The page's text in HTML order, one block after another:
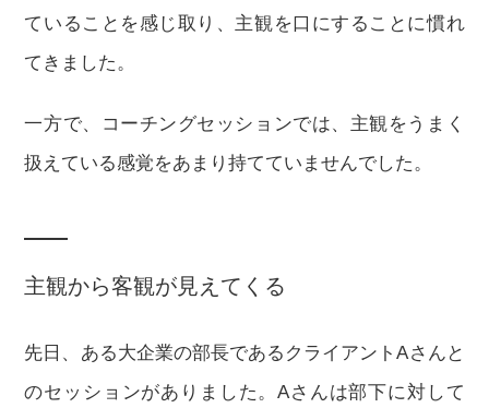
ていることを感じ取り、主観を口にすることに慣れ
てきました。
一方で、コーチングセッションでは、主観をうまく
扱えている感覚をあまり持てていませんでした。
主観から客観が見えてくる
先日、ある大企業の部長であるクライアントAさんと
のセッションがありました。Aさんは部下に対して